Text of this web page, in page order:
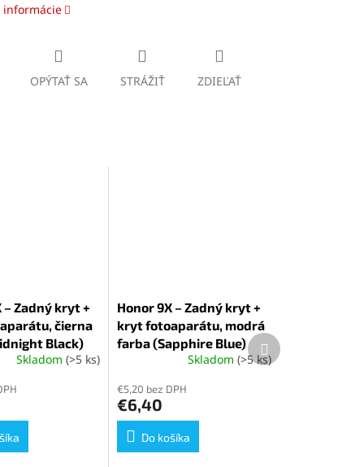
informácie
OPÝTAŤ SA STRÁŽIŤ ZDIEĽAŤ
– Zadný kryt +
čierna
Black)
Skladom(>5 ks)
Honor 9X – Zadný kryt +
kryt fotoaparátu, modrá
farba (Sapphire Blue)
Skladom (>5 ks)
€5,20 bez DPH
€6,40
Do košíka
Ďalší
produkt